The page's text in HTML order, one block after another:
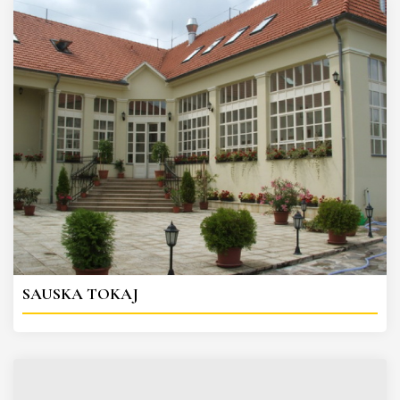
SAUSKA TOKAJ